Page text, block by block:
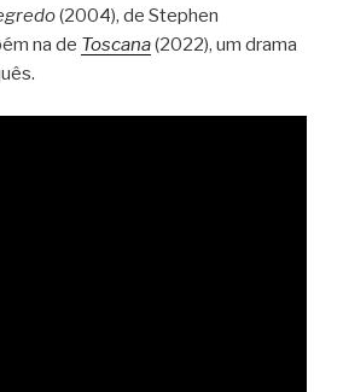
(2004), de Stephen
na de Toscana(2022), um drama